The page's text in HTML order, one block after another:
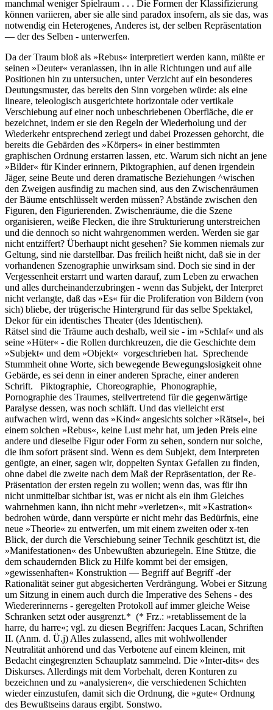
manchmal weniger Spielraum . . . Die Formen der Klassifizierung
können variieren, aber sie alle sind paradox insofern, als sie das, was
notwendig ein Heterogenes, Anderes ist, der selben Repräsentation
— der des Selben - unterwerfen.
Da der Traum bloß als »Rebus« interpretiert werden kann, müßte er
seinen »Deuter« veranlassen, ihn in alle Richtungen und auf alle
Positionen hin zu untersuchen, unter Verzicht auf ein besonderes
Deutungsmuster, das bereits den Sinn vorgeben würde: als eine
lineare, teleologisch ausgerichtete horizontale oder vertikale
Verschiebung auf einer noch unbeschriebenen Oberfläche, die er
bezeichnet, indem er sie den Regeln der Wiederholung und der
Wiederkehr entsprechend zerlegt und dabei Prozessen gehorcht, die
bereits die Gebärden des »Körpers« in einer bestimmten
graphischen Ordnung erstarren lassen, etc. Warum sich nicht an jene
»Bilder« für Kinder erinnern, Piktographien, auf denen irgendein
Jäger, seine Beute und deren dramatische Beziehungen ^wischen
den Zweigen ausfindig zu machen sind, aus den Zwischenräumen
der Bäume entschlüsselt werden müssen? Abstände zwischen den
Figuren, den Figurierenden. Zwischenräume, die die Szene
organisieren, weiße Flecken, die ihre Strukturierung unterstreichen
und die dennoch so nicht wahrgenommen werden. Werden sie gar
nicht entziffert? Überhaupt nicht gesehen? Sie kommen niemals zur
Geltung, sind nie darstellbar. Das freilich heißt nicht, daß sie in der
vorhandenen Szenographie unwirksam sind. Doch sie sind in der
Vergessenheit erstarrt und warten darauf, zum Leben zu erwachen
und alles durcheinanderzubringen - wenn das Subjekt, der Interpret
nicht verlangte, daß das »Es« für die Proliferation von Bildern (von
sich) bliebe, der trügerische Hintergrund für das selbe Spektakel,
Dekor für ein identisches Theater (des Identischen).
Rätsel sind die Träume auch deshalb, weil sie - im »Schlaf« und als
seine »Hüter« - die Rollen durchkreuzen, die die Geschichte dem
»Subjekt« und dem »Objekt« vorgeschrieben hat. Sprechende
Stummheit ohne Worte, sich bewegende Bewegungslosigkeit ohne
Gebärde, es sei denn in einer anderen Sprache, einer anderen
Schrift. Piktographie, Choreographie, Phonographie,
Pornographie des Traumes, stellvertretend für die gegenwärtige
Paralyse dessen, was noch schläft. Und das vielleicht erst
aufwachen wird, wenn das »Kind« angesichts solcher »Rätsel«, bei
einem solchen »Rebus«, keine Lust mehr hat, um jeden Preis eine
andere und dieselbe Figur oder Form zu sehen, sondern nur solche,
die ihm sofort präsent sind. Wenn es dem Subjekt, dem Interpreten
genügte, an einer, sagen wir, doppelten Syntax Gefallen zu finden,
ohne dabei die zweite nach dem Maß der Repräsentation, der Re-
Präsentation der ersten regeln zu wollen; wenn das, was für ihn
nicht unmittelbar sichtbar ist, was er nicht als ein ihm Gleiches
wahrnehmen kann, ihn nicht mehr »verletzen«, mit »Kastration«
bedrohen würde, dann verspürte er nicht mehr das Bedürfnis, eine
neue »Theorie« zu entwerfen, um mit einem zweiten oder x-ten
Blick, der durch die Verschiebung seiner Technik geschützt ist, die
»Manifestationen« des Unbewußten abzuriegeln. Eine Stütze, die
dem schaudernden Blick zu Hilfe kommt bei der emsigen,
»gewissenhaften« Konstruktion — Begriff auf Begriff -der
Rationalität seiner gut abgesicherten Verdrängung. Wobei er Sitzung
um Sitzung in einem auch durch die Imperative des Sehens - des
Wiedererinnerns - geregelten Protokoll auf immer gleiche Weise
Schranken setzt oder ausgrenzt.* (* Frz.: »retablissement de la
harre, du harre«; vgl. zu diesen Begriffen: Jacques Lacan, Schriften
II. (Anm. d. Ü.j) Alles zulassend, alles mit wohlwollender
Neutralität anhörend und das Verbotene auf einem kleinen, mit
Bedacht eingegrenzten Schauplatz sammelnd. Die »Inter-dits« des
Diskurses. Allerdings mit dem Vorbehalt, deren Konturen zu
bezeichnen und zu »analysieren«, die verschiedenen Schichten
wieder einzustufen, damit sich die Ordnung, die »gute« Ordnung
des Bewußtseins daraus ergibt. Sonstwo.